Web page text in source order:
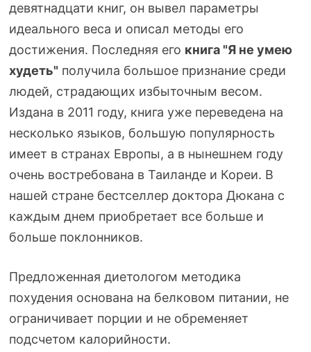
девятнадцати книг, он вывел параметры
идеального веса и описал методы его
достижения. Последняя его книга "Я не умею
худеть"получила большое признание среди
людей, страдающих избыточным весом.
Издана в 2011 году, книга уже переведена на
несколько языков, большую популярность
имеет в странах Европы, а в нынешнем году
очень востребована в Таиланде и Кореи. В
нашей стране бестселлер доктора Дюкана с
каждым днем приобретает все больше и
больше поклонников.
Предложенная диетологом методика
похудения основана на белковом питании, не
ограничивает порции и не обременяет
подсчетом калорийности.